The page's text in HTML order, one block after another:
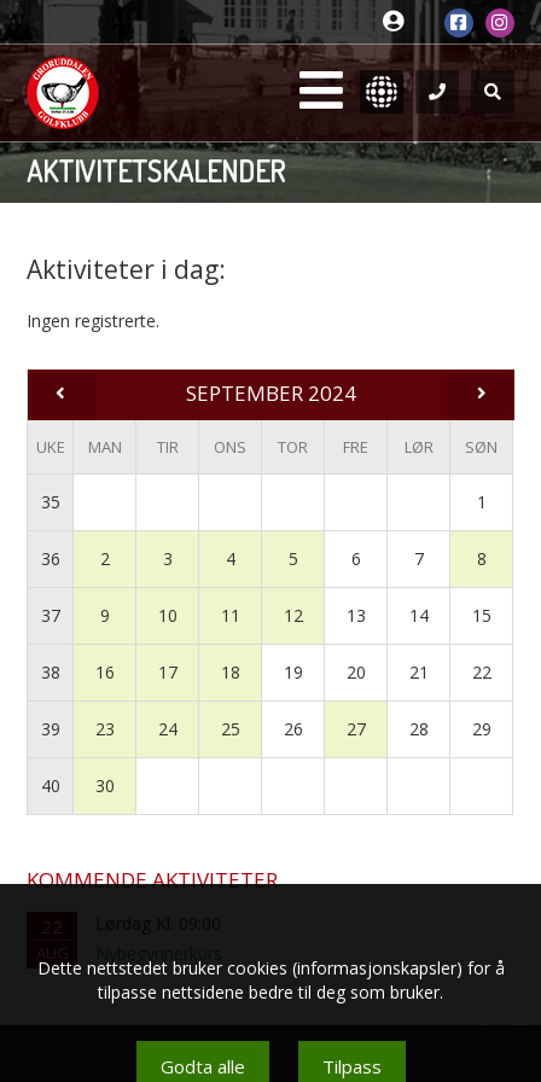
AKTIVITETSKALENDER
Aktiviteter i dag:
Ingen registrerte.
SEPTEMBER 2024
UKE MAN TIR ONS TOR FRE LØR SØN
35 1
36 2 3 4 5 6 7 8
37 9 10 11 12 13 14 15
38 16 17 18 19 20 21 22
39 23 24 25 26 27 28 29
40 30
KOMMENDE AKTIVITETER
22
AUG
Dette nettstedet bruker cookies (informasjonskapsler) for å
tilpasse nettsidene bedre til deg som bruker.
Godta alle Tilpass